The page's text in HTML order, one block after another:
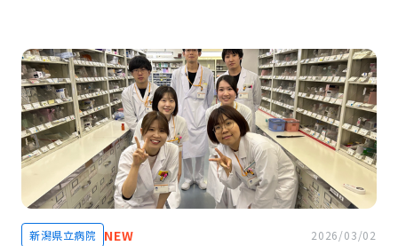
新潟県立病院 NEW 2026/03/02